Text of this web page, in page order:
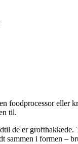
foodprocessor
til.
de er
i formen –